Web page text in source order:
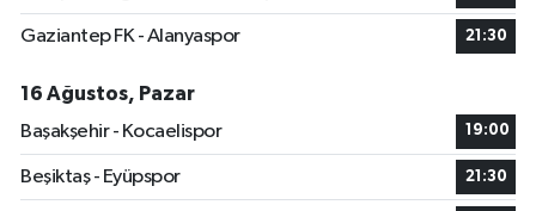
Gaziantep FK - Alanyaspor 21:30
16 Ağustos, Pazar
Başakşehir - Kocaelispor
19:00
Beşiktaş - Eyüpspor 21:30